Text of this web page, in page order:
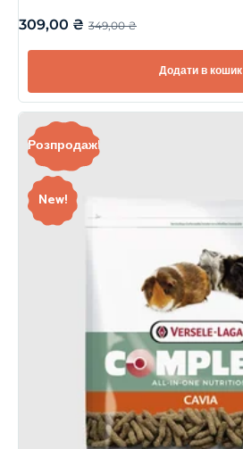
349,00₴
309,00 ₴
Додати в кошик
New!
Розпродаж!